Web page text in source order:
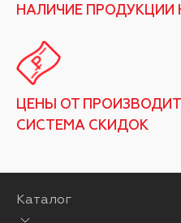
НАЛИЧИЕ ПРОДУКЦИИ
ЦЕНЫ ОТ
СИСТЕМА СКИДОК
Каталог